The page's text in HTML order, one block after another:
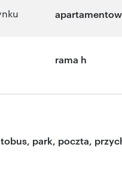
rama h
park, poczta,